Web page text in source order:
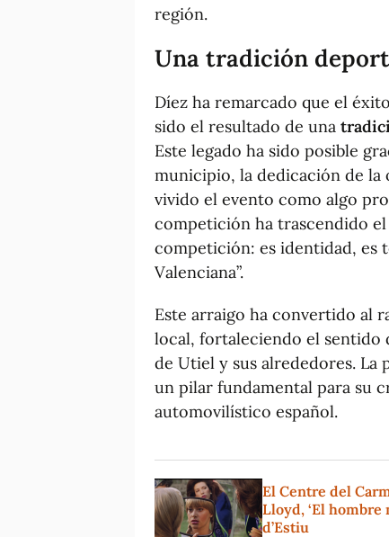
región.
Una tradición
Díez ha remarcado que el
sido el resultado de una
Este legado ha sido posible
municipio, la dedicación de la
vivido el evento como algo
competición ha trascendido
competición: es identidad,
Valenciana”.
Este arraigo ha convertido al
local, fortaleciendo el sentido
de Utiel y sus alrededores. La
un pilar fundamental para su
automovilístico español.
El Centre del
Lloyd, ‘El hombre
d’Estiu